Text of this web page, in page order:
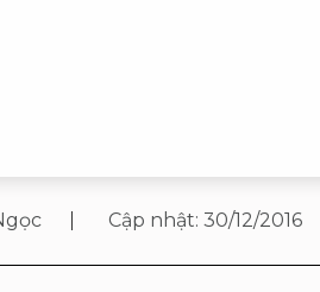
Cập nhật: 30/12/2016